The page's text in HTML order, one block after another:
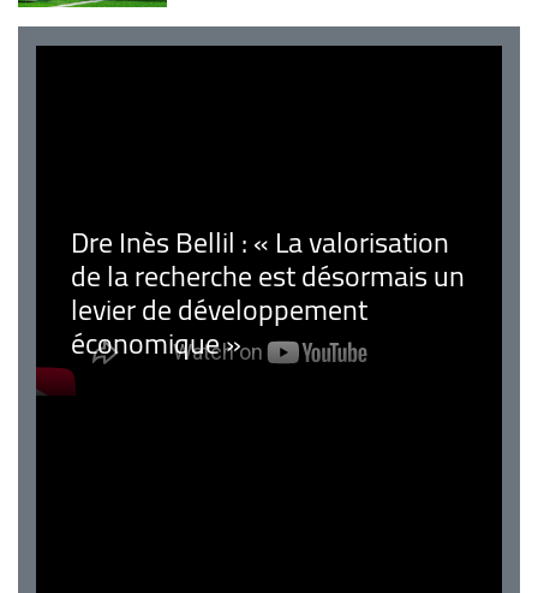
Dre Inès Bellil : « La valorisation
de la recherche est désormais un
levier de développement
économique »